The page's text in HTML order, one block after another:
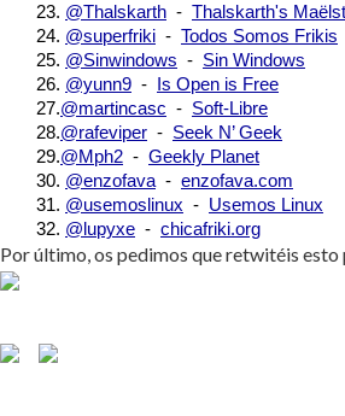
23. @Thalskarth - Thalskarth's
24. @superfriki - Todos Somos Frikis
25. @Sinwindows - Sin Windows
26. @yunn9 -
Is Open is Free
27.@martincasc - Soft-Libre
28.@rafeviper - Seek N’ Geek
29.@Mph2 - Geekly Planet
30. @enzofava - enzofava.com
31. @usemoslinux - Usemos Linux
32. @lupyxe - chicafriki.org
Por último, os pedimos que retwitéis esto